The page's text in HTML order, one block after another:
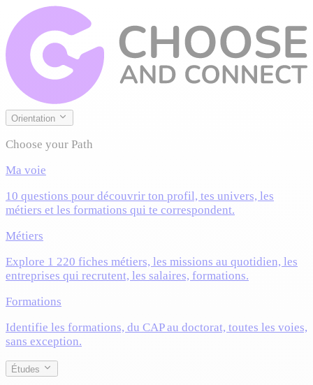
Orientation
Choose your Path
Ma voie
10 questions pour découvrir ton profil, tes univers, les
métiers et les formations qui te correspondent.
Métiers
Explore 1 220 fiches métiers, les missions au quotidien, les
entreprises qui recrutent, les salaires, formations.
Formations
Identifie les formations, du CAP au doctorat, toutes les voies,
sans exception.
Études